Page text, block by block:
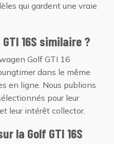
qui gardent une vraie
16S similaire ?
Golf GTI 16
dans le même
en ligne. Nous publions
pour leur
leur intérêt collector.
la Golf GTI 16S